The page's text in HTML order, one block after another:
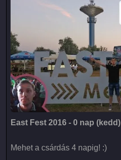
East Fest 2016 - 0 nap (kedd)
Mehet a csárdás 4 napig! :)